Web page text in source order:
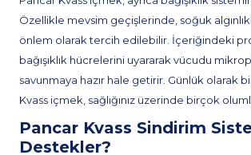
Özellikle mevsim geçişlerinde, soğuk
önlem olarak tercih edilebilir. İçeriğindeki
bağışıklık hücrelerini uyararak vücudu
savunmaya hazır hale getirir. Günlük olarak
Kvass içmek, sağlığınız üzerinde birçok
Pancar Kvass Sindirim
Destekler?